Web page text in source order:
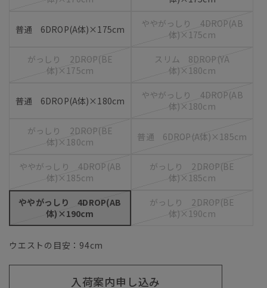
普通 6DROP(A体)×175cm
ややがっしり 4DROP(AB
体)×175cm
がっしり 2DROP(BE
体)×175cm
スリム 8DROP(YA
体)×180cm
普通 6DROP(A体)×180cm
ややがっしり 4DROP(AB
体)×180cm
がっしり 2DROP(BE
体)×180cm
普通 6DROP(A体)×185cm
ややがっしり 4DROP(AB
体)×185cm
がっしり 2DROP(BE
体)×185cm
ややがっしり 4DROP(AB
体)×190cm
がっしり 2DROP(BE
体)×190cm
ウエストの目安： 94cm
入荷案内申し込み